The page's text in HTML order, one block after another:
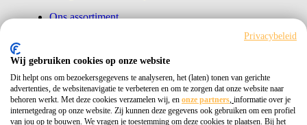
Privacybeleid
Wij gebruiken cookies op onze website
Dit helpt ons om bezoekersgegevens te analyseren, het (laten) tonen van gerichte
advertenties, de websitenavigatie te verbeteren en om te zorgen dat onze website naar
behoren werkt. Met deze cookies verzamelen wij, en onze partners, informatie over je
internetgedrag op onze website. Zij kunnen deze gegevens ook gebruiken om een profiel
van jou op te bouwen. We vragen je toestemming om deze cookies te plaatsen. Bij het
Ons assortiment
Bestellen
Copyright © 2026 Kaashandel Remijn